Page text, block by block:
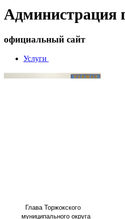
Администрация
официальный сайт
Услуги
Глава Торжокского
муниципального округа